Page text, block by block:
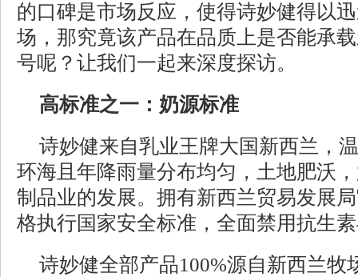
的口碑是市场反应，使得诗妙健得以
场，那究竟该产品在品质上是否能承
号呢？让我们一起来深度探访。
高标准之一：奶源标准
诗妙健来自乳业王牌大国新西兰，
环海且年降雨量分布均匀，土地肥沃
制品业的发展。拥有新西兰贸易发展
格执行国家安全标准，全面禁用抗生
诗妙健全部产品100%源自新西兰牧